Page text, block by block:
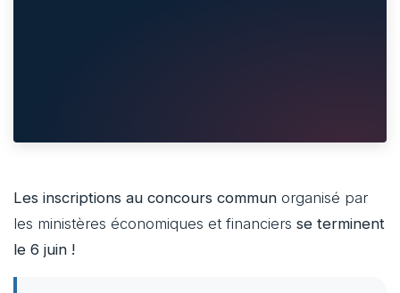
Les inscriptions au concours commun organisé par
les ministères économiques et financiers se terminent
le 6 juin !